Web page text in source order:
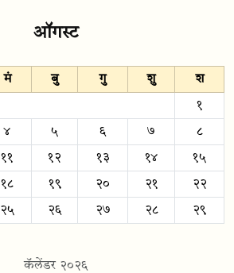
ऑगस्ट
मं बु गु शु श
१
४ ५ ६ ७ ८
११ १२ १३ १४ १५
१८ १९ २० २१ २२
२५ २६ २७ २८ २९
कॅलेंडर २०२६